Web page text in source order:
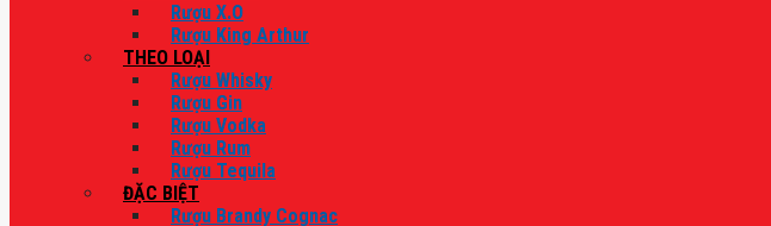
Rượu X.O
Rượu King Arthur
THEO LOẠI
Rượu Whisky
Rượu Gin
Rượu Vodka
Rượu Rum
Rượu Tequila
ĐẶC BIỆT
Rượu Brandy Cognac